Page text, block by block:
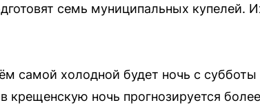
семь муниципальных купелей.
холодной будет ночь с субботы
крещенскую ночь прогнозируется